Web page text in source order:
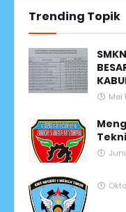
Trending Topik
Mei